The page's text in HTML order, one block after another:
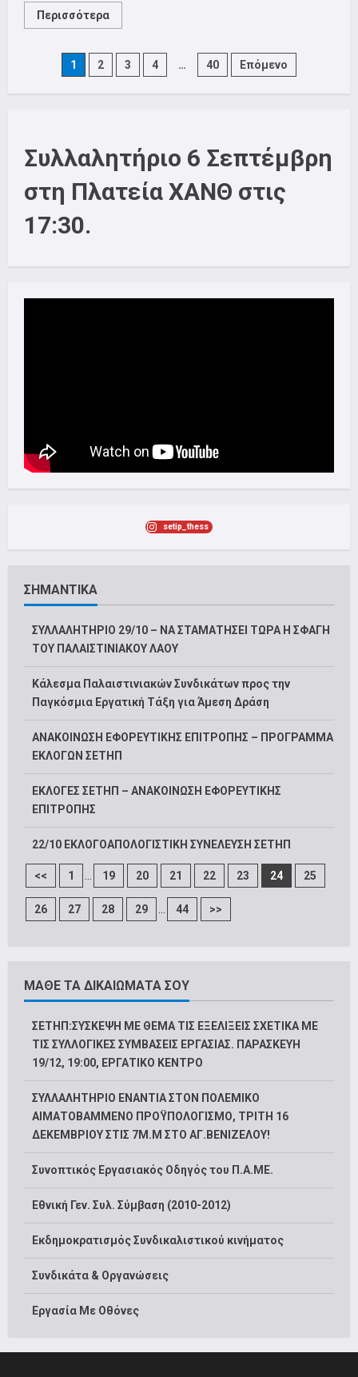
Περισσότερα
more
2026:
Διδασκόμαστε
εμπνεόμαστε
τάξης
μας-
για
Posts
pagination
1 2 3 4 … 40 Επόμενο
Συλλαλητήριο 6 Σεπτέμβρη
στη Πλατεία ΧΑΝΘ στις
17:30.
setip_thess
ΣΗΜΑΝΤΙΚΑ
ΣΥΛΛΑΛΗΤΗΡΙΟ 29/10 – ΝΑ ΣΤΑΜΑΤΗΣΕΙ ΤΩΡΑ Η ΣΦΑΓΗ
ΤΟΥ ΠΑΛΑΙΣΤΙΝΙΑΚΟΥ ΛΑΟΥ
Κάλεσμα Παλαιστινιακών Συνδικάτων προς την
Παγκόσμια Εργατική Τάξη για Άμεση Δράση
ΑΝΑΚΟΙΝΩΣΗ ΕΦΟΡΕΥΤΙΚΗΣ ΕΠΙΤΡΟΠΗΣ – ΠΡΟΓΡΑΜΜΑ
ΕΚΛΟΓΩΝ ΣΕΤΗΠ
ΕΚΛΟΓΕΣ ΣΕΤΗΠ – ΑΝΑΚΟΙΝΩΣΗ ΕΦΟΡΕΥΤΙΚΗΣ
ΕΠΙΤΡΟΠΗΣ
22/10 ΕΚΛΟΓΟΑΠΟΛΟΓΙΣΤΙΚΗ ΣΥΝΕΛΕΥΣΗ ΣΕΤΗΠ
<< 1 ... 19 20 21 22 23 24 25
26 27 28 29 ... 44 >>
ΜΑΘΕ ΤΑ ΔΙΚΑΙΩΜΑΤΑ ΣΟΥ
ΣΕΤΗΠ:ΣΥΣΚΕΨΗ ΜΕ ΘΕΜΑ ΤΙΣ ΕΞΕΛΙΞΕΙΣ ΣΧΕΤΙΚΑ ΜΕ
ΤΙΣ ΣΥΛΛΟΓΙΚΕΣ ΣΥΜΒΑΣΕΙΣ ΕΡΓΑΣΙΑΣ. ΠΑΡΑΣΚΕΥΗ
19/12, 19:00, ΕΡΓΑΤΙΚΟ ΚΕΝΤΡΟ
ΣΥΛΛΑΛΗΤΗΡΙΟ ΕΝΑΝΤΙΑ ΣΤΟΝ ΠΟΛΕΜΙΚΟ
ΑΙΜΑΤΟΒΑΜΜΕΝΟ ΠΡΟΫΠΟΛΟΓΙΣΜΟ, ΤΡΙΤΗ 16
ΔΕΚΕΜΒΡΙΟΥ ΣΤΙΣ 7Μ.Μ ΣΤΟ ΑΓ.ΒΕΝΙΖΕΛΟΥ!
Συνοπτικός Εργασιακός Οδηγός του Π.Α.ΜΕ.
Εθνική Γεν. Συλ. Σύμβαση (2010-2012)
Εκδημοκρατισμός Συνδικαλιστικού κινήματος
Συνδικάτα & Οργανώσεις
Εργασία Με Οθόνες